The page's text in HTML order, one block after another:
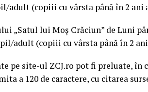
adult (copiii cu vârsta până în 2 ani
„Satul lui Moș Crăciun” de Luni
adult (copiii cu vârsta până în 2
pe site-ul ZCJ.ro pot fi preluate, în
a 120 de caractere, cu citarea